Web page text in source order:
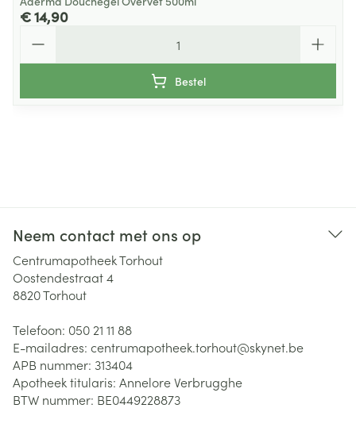
€ 14,90
Bestel
Neem contact met ons op
Centrumapotheek Torhout
Oostendestraat 4
8820Torhout
Telefoon: 050 21 11 88
E-mailadres: centrumapotheek.torhout@skynet.be
APB nummer: 313404
Apotheek titularis: Annelore Verbrugghe
BTW nummer: BE0449228873